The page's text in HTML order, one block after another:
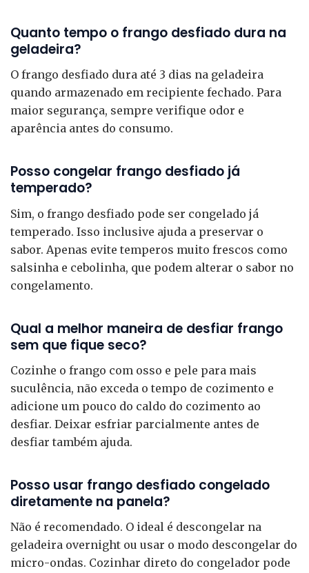
Quanto tempo o frango desfiado dura na
geladeira?
O frango desfiado dura até 3 dias na geladeira
quando armazenado em recipiente fechado. Para
maior segurança, sempre verifique odor e
aparência antes do consumo.
Posso congelar frango desfiado já
temperado?
Sim, o frango desfiado pode ser congelado já
temperado. Isso inclusive ajuda a preservar o
sabor. Apenas evite temperos muito frescos como
salsinha e cebolinha, que podem alterar o sabor no
congelamento.
Qual a melhor maneira de desfiar frango
sem que fique seco?
Cozinhe o frango com osso e pele para mais
suculência, não exceda o tempo de cozimento e
adicione um pouco do caldo do cozimento ao
desfiar. Deixar esfriar parcialmente antes de
desfiar também ajuda.
Posso usar frango desfiado congelado
diretamente na panela?
Não é recomendado. O ideal é descongelar na
geladeira overnight ou usar o modo descongelar do
micro-ondas. Cozinhar direto do congelador pode